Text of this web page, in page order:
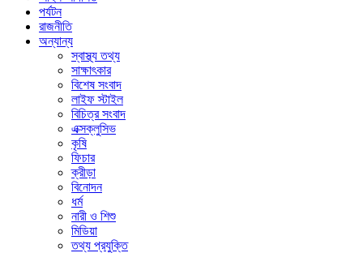
পর্যটন
রাজনীতি
অন্যান্য
স্বাস্থ্য তথ্য
সাক্ষাৎকার
বিশেষ সংবাদ
লাইফ স্টাইল
বিচিত্র সংবাদ
এক্সক্লুসিভ
কৃষি
ফিচার
ক্রীড়া
বিনোদন
ধর্ম
নারী ও শিশু
মিডিয়া
তথ্য প্রযুক্তি